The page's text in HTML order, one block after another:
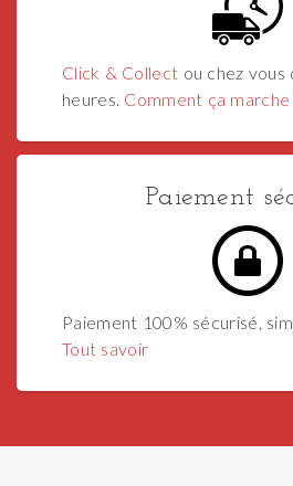
Click & Collect ou chez vous
heures. Comment ça marche
Paiement
Paiement 100% sécurisé,
Tout savoir